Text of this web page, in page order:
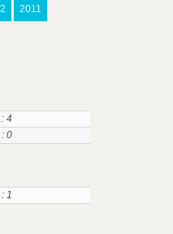
2011
4
0
1